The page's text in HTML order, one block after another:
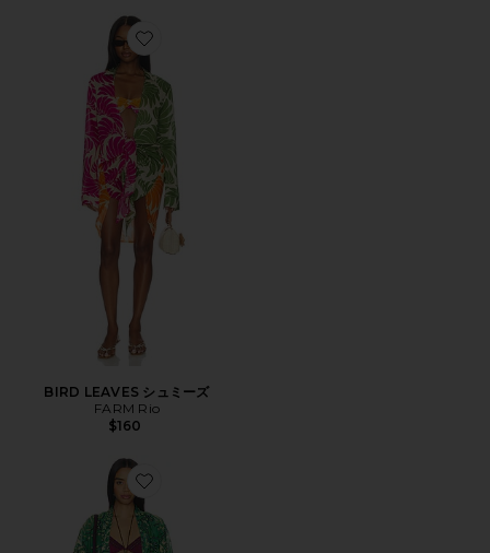
Favorite BIRD LEAVES シュミーズ
BIRD LEAVES シュミーズ
FARM Rio
$160
Favorite ローブ